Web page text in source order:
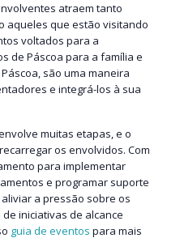
atraem tanto
aqueles que estão visitando
voltados para a
de Páscoa para a família e
são uma maneira
e integrá-los à sua
muitas etapas, e o
os envolvidos. Com
para implementar
e programar suporte
a pressão sobre os
iniciativas de alcance
guia de eventos para mais